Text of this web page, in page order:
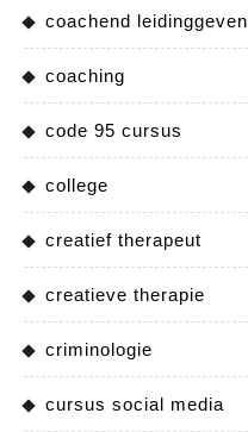
coachend leidinggeven
coaching
code 95 cursus
college
creatief therapeut
creatieve therapie
criminologie
cursus social media